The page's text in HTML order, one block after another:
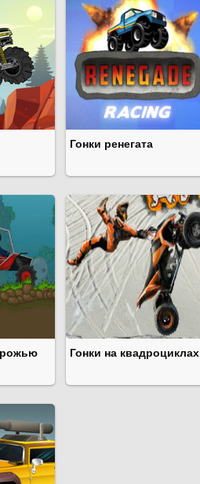
Гонки ренегата
Гонки на квадроциклах